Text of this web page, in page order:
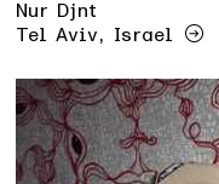
Nur Djnt
Tel Aviv, Israel